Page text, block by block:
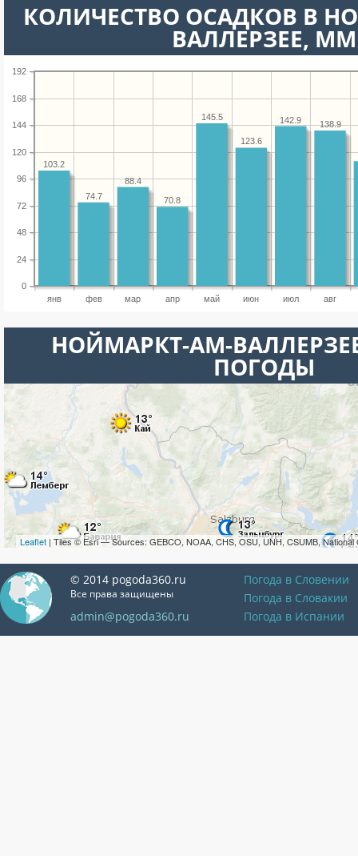
КОЛИЧЕСТВО ОСАДКОВ В
ВАЛЛЕРЗЕЕ, ММ
янв фев мар апр май июн июл авг
0
24
48
72
96
120
144
168
192
138.9
142.9
123.6
145.5
70.8
88.4
74.7
103.2
НОЙМАРКТ-АМ-
ПОГОДЫ
Leaflet | Tiles © Esri — Sources: GEBCO, NOAA, CHS, OSU, UNH, CSUMB, National
© 2014 pogoda360.ru
Все права защищены
admin@pogoda360.ru
Погода в Словении
Погода в Словакии
Погода в Испании